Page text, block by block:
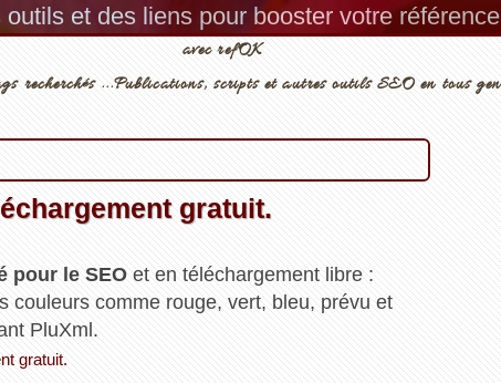
outils et des liens pour booster votre
avec refOK
recherchés ...Publications, scripts et autres outils SEO en tous
gratuit.
pour le SEO et en téléchargement libre :
couleurs comme rouge, vert, bleu, prévu et
PluXml.
gratuit.